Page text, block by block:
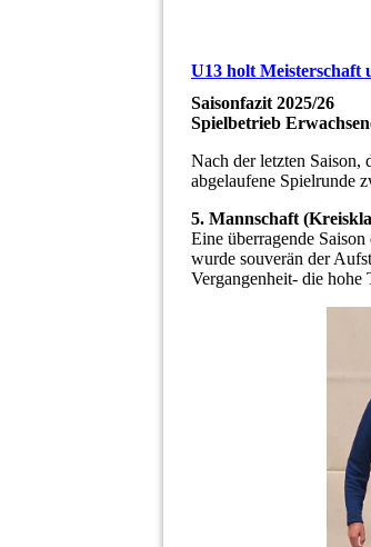
U13 holt Meisterschaft
Saisonfazit 2025/26
Spielbetrieb
Nach der letzten Saison,
abgelaufene Spielrunde
5. Mannschaft
Eine überragende
wurde souverän der
Vergangenheit- die